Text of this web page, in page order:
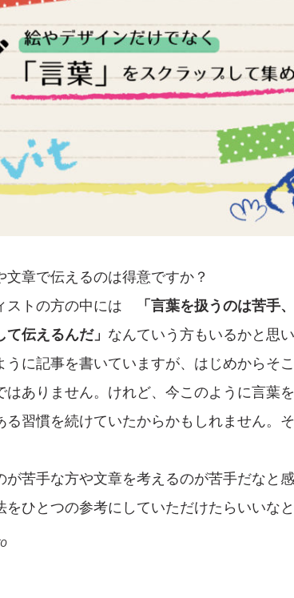
章で伝えるのは得意ですか？
ストの方の中には
「言葉を扱うのは苦手
伝えるんだ」 なんていう方もいるかと思い
うに記事を書いていますが、はじめからそ
ありません。けれど、今このように言葉
る習慣を続けていたからかもしれません。
苦手な方や文章を考えるのが苦手だなと感
ひとつの参考にしていただけたらいいなと